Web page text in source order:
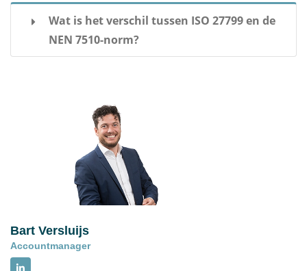
Wat is het verschil tussen ISO 27799 en de
NEN 7510-norm?
gezondheidszorg op wereldwijd niveau, terwijl de
NEN 7510-norm specifiek is gericht op
informatiebeveiliging in de Nederlandse
gezondheidszorgsector.
Bart Versluijs
Accountmanager